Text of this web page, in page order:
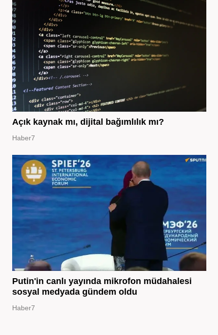
Açık kaynak mı, dijital bağımlılık mı?
Haber7
Putin'in canlı yayında mikrofon müdahalesi
sosyal medyada gündem oldu
Haber7